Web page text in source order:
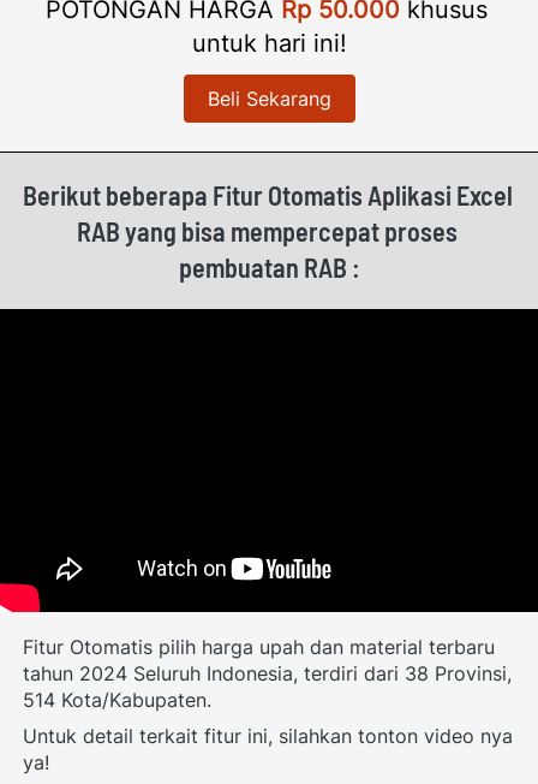
POTONGAN HARGA Rp 50.000 khusus
untuk hari ini!
`
Beli Sekarang
Berikut beberapa Fitur Otomatis Aplikasi Excel
RAB yang bisa mempercepat proses
pembuatan RAB :
Fitur Otomatis pilih harga upah dan material terbaru
tahun 2024 Seluruh Indonesia, terdiri dari 38 Provinsi,
514 Kota/Kabupaten.
Untuk detail terkait fitur ini, silahkan tonton video nya
ya!